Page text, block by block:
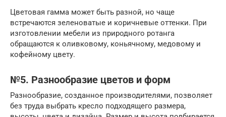
Цветовая гамма может быть разной, но чаще
встречаются зеленоватые и коричневые оттенки. При
изготовлении мебели из природного ротанга
обращаются к оливковому, коньячному, медовому и
кофейному цвету.
№5. Разнообразие цветов и форм
Разнообразие, созданное производителями, позволяет
без труда выбрать кресло подходящего размера,